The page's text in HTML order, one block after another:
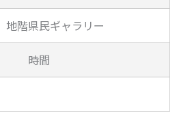
階県民ギャラリー
時間